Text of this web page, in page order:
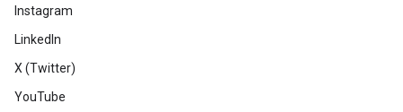
Instagram
LinkedIn
X (Twitter)
YouTube